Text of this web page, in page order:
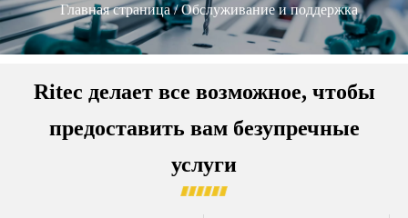
Главная страница/Обслуживание и поддержка
Ritec делает все возможное, чтобы
предоставить вам безупречные
услуги